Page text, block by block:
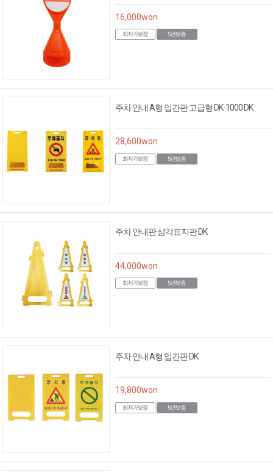
16,000won
주차 안내 A형 입간판 고급형 DK-1000 DK
28,600won
주차 안내판 삼각표지판 DK
44,000won
주차 안내 A형 입간판 DK
19,800won